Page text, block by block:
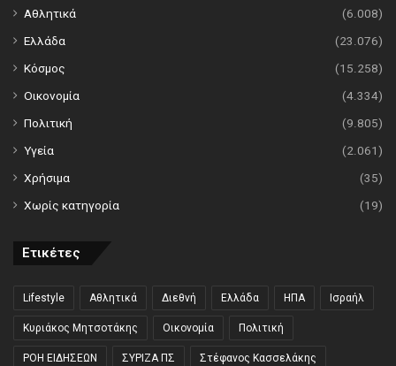
Αθλητικά
(6.008)
Ελλάδα
(23.076)
Κόσμος
(15.258)
Οικονομία
(4.334)
Πολιτική
(9.805)
Υγεία
(2.061)
Χρήσιμα
(35)
Χωρίς κατηγορία
(19)
Ετικέτες
Lifestyle Αθλητικά Διεθνή Ελλάδα ΗΠΑ Ισραήλ
Κυριάκος Μητσοτάκης Οικονομία Πολιτική
ΡΟΗ ΕΙΔΗΣΕΩΝ ΣΥΡΙΖΑ ΠΣ Στέφανος Κασσελάκης